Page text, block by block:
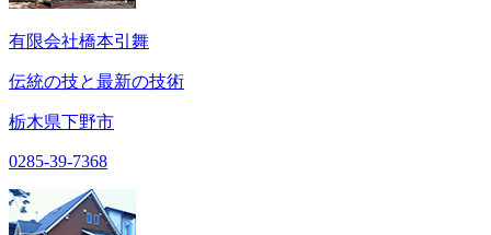
有限会社橋本引舞
伝統の技と最新の技術
栃木県下野市
0285-39-7368